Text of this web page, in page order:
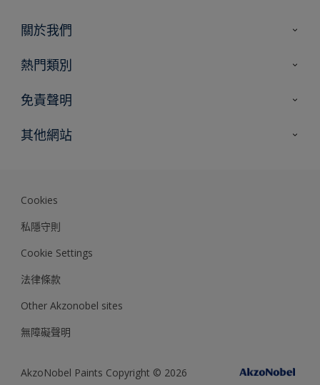
關於我們
聯絡我們
熱門類別
尋找顏色
專家見解
免責聲明
色彩準確度
其他網站
Cookies
私隱守則
Cookie Settings
法律條款
Other Akzonobel sites
無障礙聲明
AkzoNobel Paints Copyright © 2026